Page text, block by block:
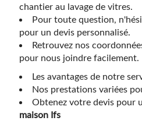
chantier au lavage de vitres.
Pour toute question,
pour un devis personnalisé.
Retrouvez nos
pour nous joindre facilement.
Les avantages de notre
Nos prestations variées
Obtenez votre devis pour
maison Ifs